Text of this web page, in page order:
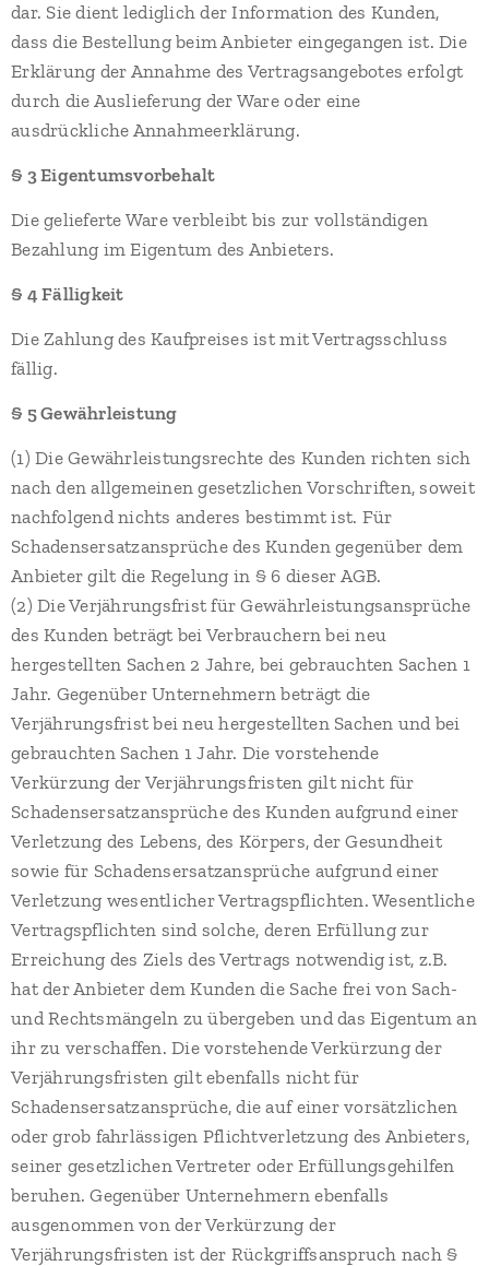
dar. Sie dient lediglich der Information des Kunden,
dass die Bestellung beim Anbieter eingegangen ist. Die
Erklärung der Annahme des Vertragsangebotes erfolgt
durch die Auslieferung der Ware oder eine
ausdrückliche Annahmeerklärung.
§ 3 Eigentumsvorbehalt
Die gelieferte Ware verbleibt bis zur vollständigen
Bezahlung im Eigentum des Anbieters.
§ 4 Fälligkeit
Die Zahlung des Kaufpreises ist mit Vertragsschluss
fällig.
§ 5 Gewährleistung
(1) Die Gewährleistungsrechte des Kunden richten sich
nach den allgemeinen gesetzlichen Vorschriften, soweit
nachfolgend nichts anderes bestimmt ist. Für
Schadensersatzansprüche des Kunden gegenüber dem
Anbieter gilt die Regelung in § 6 dieser AGB.
(2) Die Verjährungsfrist für Gewährleistungsansprüche
des Kunden beträgt bei Verbrauchern bei neu
hergestellten Sachen 2 Jahre, bei gebrauchten Sachen 1
Jahr. Gegenüber Unternehmern beträgt die
Verjährungsfrist bei neu hergestellten Sachen und bei
gebrauchten Sachen 1 Jahr. Die vorstehende
Verkürzung der Verjährungsfristen gilt nicht für
Schadensersatzansprüche des Kunden aufgrund einer
Verletzung des Lebens, des Körpers, der Gesundheit
sowie für Schadensersatzansprüche aufgrund einer
Verletzung wesentlicher Vertragspflichten. Wesentliche
Vertragspflichten sind solche, deren Erfüllung zur
Erreichung des Ziels des Vertrags notwendig ist, z.B.
hat der Anbieter dem Kunden die Sache frei von Sach-
und Rechtsmängeln zu übergeben und das Eigentum an
ihr zu verschaffen. Die vorstehende Verkürzung der
Verjährungsfristen gilt ebenfalls nicht für
Schadensersatzansprüche, die auf einer vorsätzlichen
oder grob fahrlässigen Pflichtverletzung des Anbieters,
seiner gesetzlichen Vertreter oder Erfüllungsgehilfen
beruhen. Gegenüber Unternehmern ebenfalls
ausgenommen von der Verkürzung der
Verjährungsfristen ist der Rückgriffsanspruch nach §